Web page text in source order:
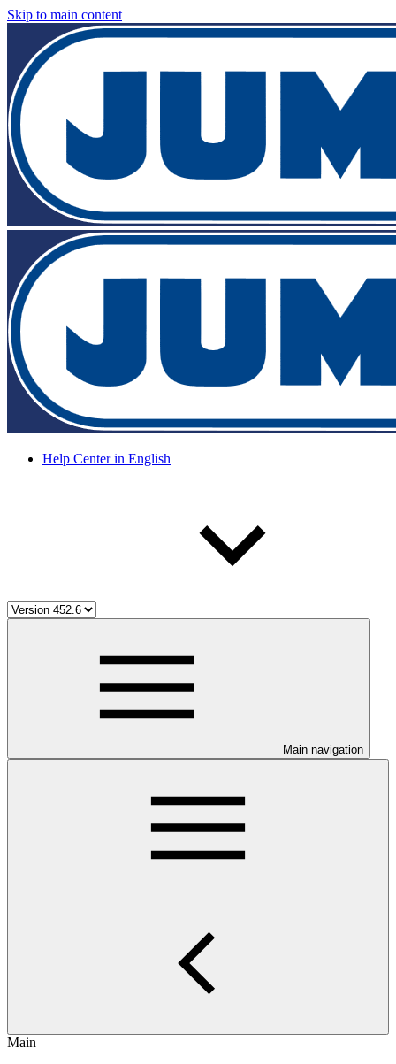
Skip to main content
Help Center in English
Main navigation
Main